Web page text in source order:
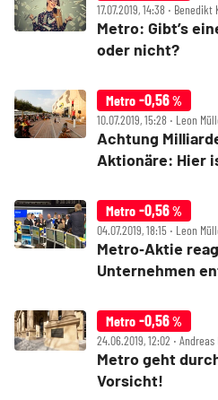
17.07.2019, 14:38 ‧
Metro: Gibt’s
oder nicht?
Metro -0,56%
10.07.2019, 15:28 ‧ Leon
Achtung
Aktionäre: Hier
Metro -0,56%
04.07.2019, 18:15 ‧ Leon
Metro‑Aktie
Unternehmen
Metro -0,56%
24.06.2019, 12:02 ‧
Metro geht
Vorsicht!